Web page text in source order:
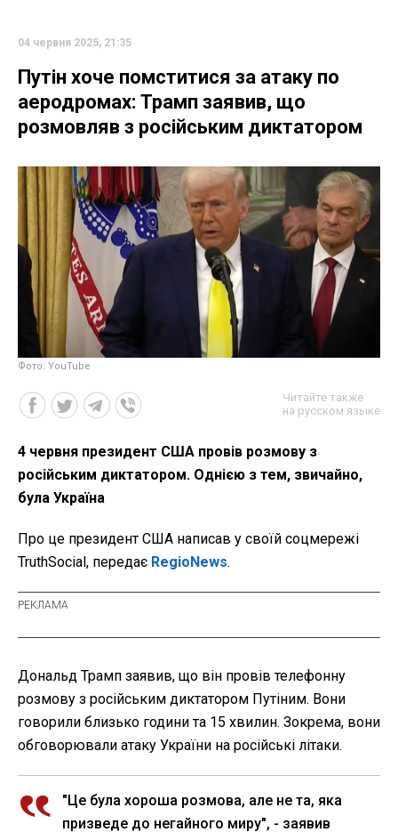
04 червня 2025, 21:35
Путін хоче помститися за атаку по
аеродромах: Трамп заявив, що
розмовляв з російським диктатором
Фото: YouTube
Читайте также
на русском языке
4 червня президент США провів розмову з
російським диктатором. Однією з тем, звичайно,
була Україна
Про це президент США написав у своїй соцмережі
TruthSocial, передає RegioNews.
Дональд Трамп заявив, що він провів телефонну
розмову з російським диктатором Путіним. Вони
говорили близько години та 15 хвилин. Зокрема, вони
обговорювали атаку України на російські літаки.
"Це була хороша розмова, але не та, яка
призведе до негайного миру", - заявив